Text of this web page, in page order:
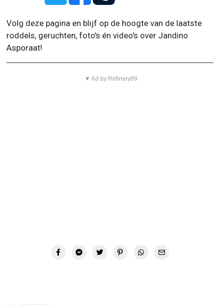
Volg deze pagina en blijf op de hoogte van de laatste
roddels, geruchten, foto's én video's over Jandino
Asporaat!
▼ Ad by Refinery89